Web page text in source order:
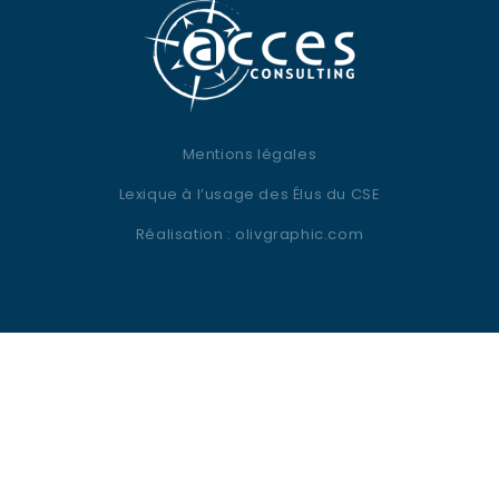
Mentions légales
Lexique à l’usage des Élus du CSE
Réalisation : olivgraphic.com